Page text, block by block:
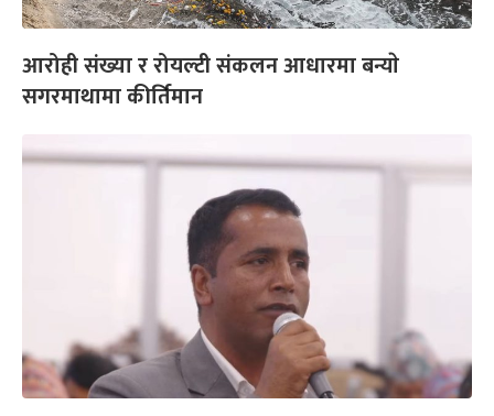
आरोही संख्या र रोयल्टी संकलन आधारमा बन्याे
सगरमाथामा कीर्तिमान